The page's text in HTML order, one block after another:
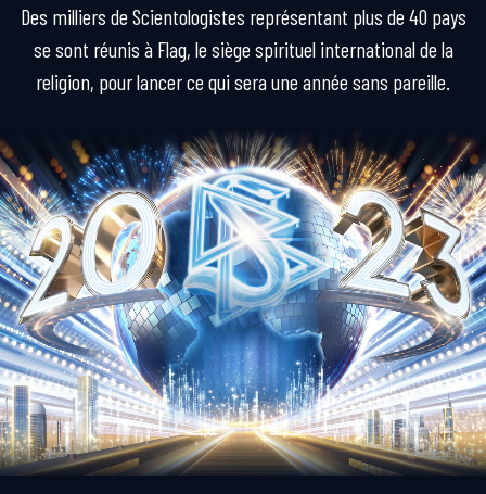
Des milliers de Scientologistes représentant plus de 40 pays
se sont réunis à Flag, le siège spirituel international de la
religion, pour lancer ce qui sera une année sans pareille.